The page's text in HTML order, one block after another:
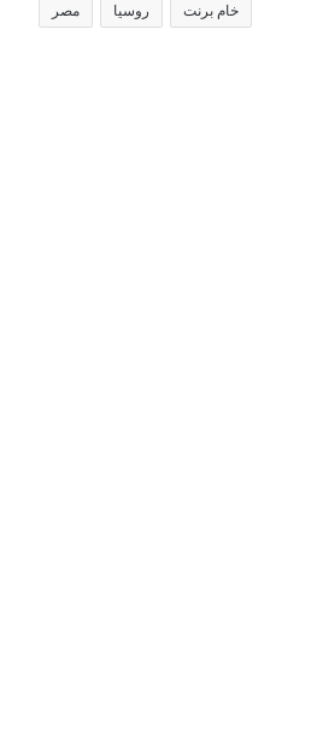
خام برنت روسيا مصر